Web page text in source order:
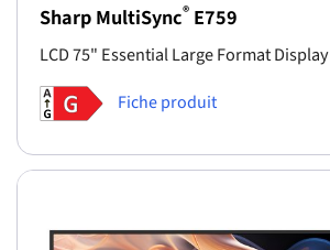
Sharp MultiSync® E759
LCD 75" Essential Large Format Display
Fiche produit